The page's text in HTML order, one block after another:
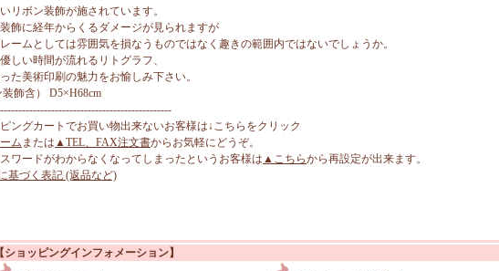
リボン装飾が施されています。
飾に経年からくるダメージが見られますが
ームとしては雰囲気を損なうものではなく趣きの範囲内ではないでしょうか。
しい時間が流れるリトグラフ、
た美術印刷の魅力をお愉しみ下さい。
飾含） D5×H68cm
ングカートでお買い物出来ないお客様は↓こちらをクリック
ム または ▲TEL、FAX注文書からお気軽にどうぞ。
ワードがわからなくなってしまったというお客様は ▲こちらから再設定が出来ます。
基づく表記 (返品など)
【ショッピングインフォメーション】